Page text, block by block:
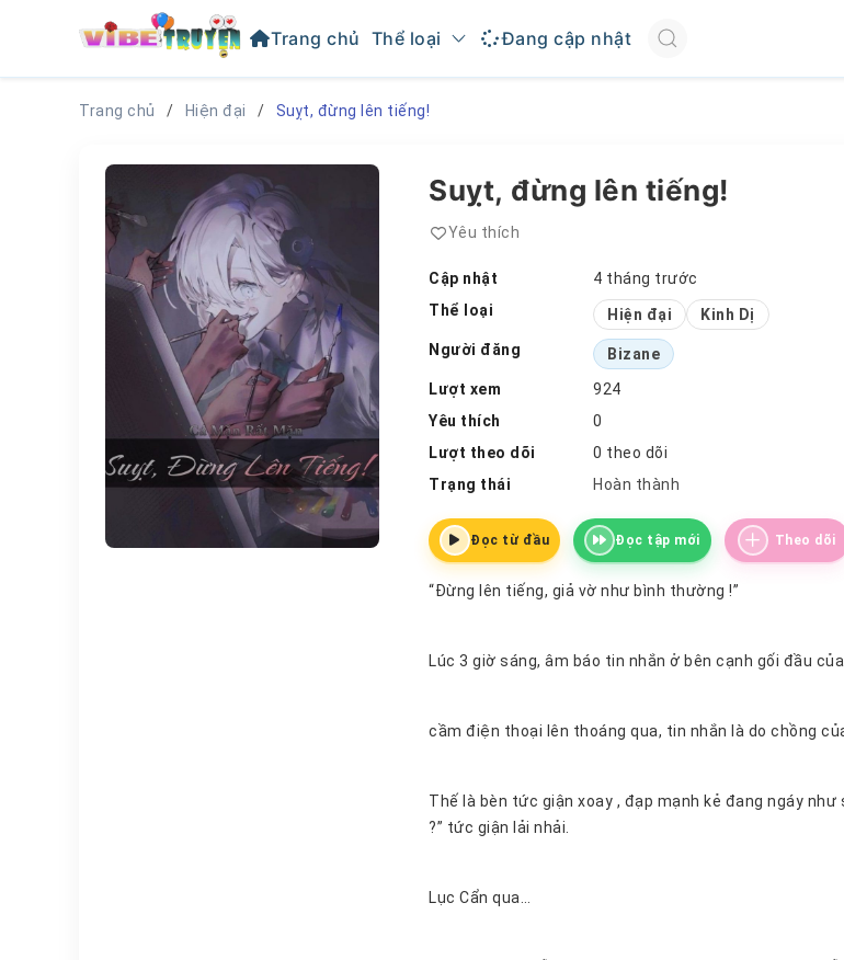
Trang chủ Thể loại Đang cập nhật
Trang chủ Hiện đại Suỵt, đừng lên tiếng!
Suỵt, đừng lên tiếng!
Yêu thích
Cập nhật
4 tháng trước
Thể loại
Hiện đại
Kinh Dị
Người đăng
Bizane
Lượt xem
924
Yêu thích
0
Lượt theo dõi
0 theo dõi
Trạng thái
Hoàn thành
Đọc từ đầu Đọc tập mới Theo dõi
“Đừng lên tiếng, giả vờ như bình thường !”
cầm điện thoại lên thoáng qua, tin nhắn là do
Thế là bèn tức giận xoay , đạp mạnh kẻ đang ngáy như sấm rền : “Anh khùng hả? Nửa đêm nửa hôm còn gửi tin nhắn cho em gì
?” tức giận lải nhải.
Lục Cẩn qua…